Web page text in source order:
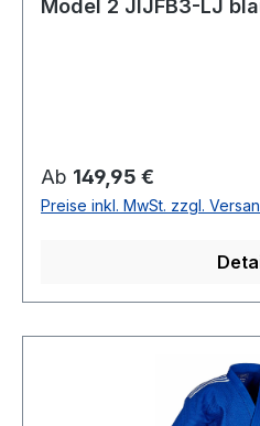
Model 2 JIJFB3-LJ
Regulärer Preis:
Ab 149,95 €
Preise inkl. MwSt. zzgl.